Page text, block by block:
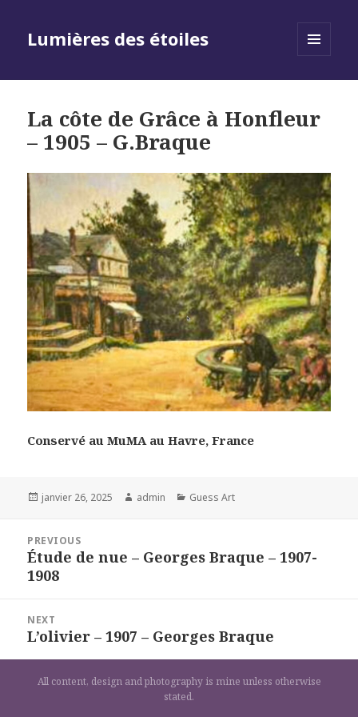
Lumières des étoiles
La côte de Grâce à Honfleur
– 1905 – G.Braque
Conservé au MuMA au Havre, France
Posted
janvier 26, 2025 Author
admin Categories
Guess Art
l’article
PREVIOUS
Previous
post:
Étude de nue – Georges Braque – 1907-
1908
NEXT
Next
post:
L’olivier – 1907 – Georges Braque
All content, design and photography is mine unless otherwise
stated.